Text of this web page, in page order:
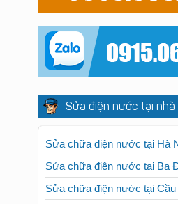
Sửa điện nước tại nhà
Sửa chữa điện nước tại Hà
Sửa chữa điện nước tại Ba
Sửa chữa điện nước tại Cầu